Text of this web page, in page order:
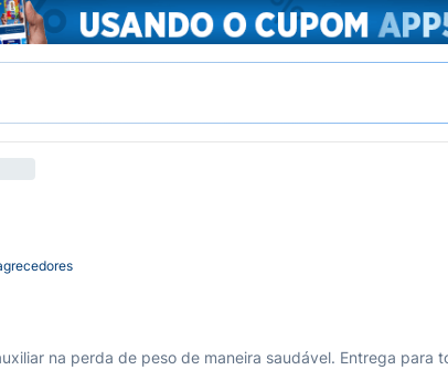
na perda de peso de maneira saudável. Entrega para